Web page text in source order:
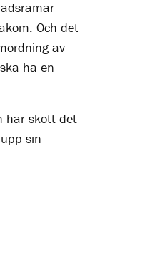
Och det
av
ha en
har skött det
sin